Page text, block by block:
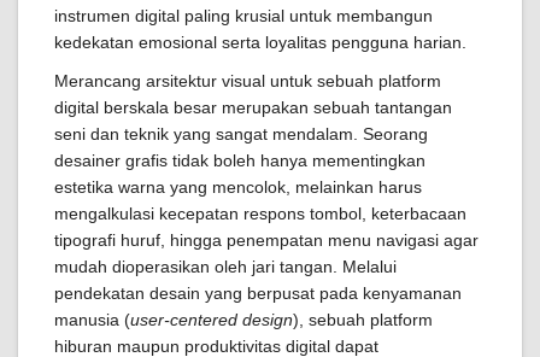
instrumen digital paling krusial untuk membangun
kedekatan emosional serta loyalitas pengguna harian.
Merancang arsitektur visual untuk sebuah platform
digital berskala besar merupakan sebuah tantangan
seni dan teknik yang sangat mendalam. Seorang
desainer grafis tidak boleh hanya mementingkan
estetika warna yang mencolok, melainkan harus
mengalkulasi kecepatan respons tombol, keterbacaan
tipografi huruf, hingga penempatan menu navigasi agar
mudah dioperasikan oleh jari tangan. Melalui
pendekatan desain yang berpusat pada kenyamanan
manusia (user-centered design), sebuah platform
hiburan maupun produktivitas digital dapat